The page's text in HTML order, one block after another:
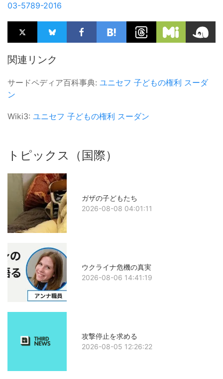
03-5789-2016
関連リンク
サードペディア百科事典: ユニセフ 子どもの権利 スーダ
ン
Wiki3: ユニセフ 子どもの権利 スーダン
トピックス（国際）
ガザの子どもたち
2026-08-08 04:01:11
ウクライナ危機の真実
2026-08-06 14:41:19
攻撃停止を求める
2026-08-05 12:26:22